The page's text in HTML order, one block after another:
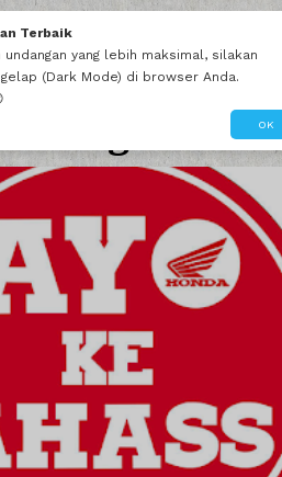
Terbaik
yang lebih maksimal, silakan
(Dark Mode) di browser Anda.
OK
We Invite You To
Regional